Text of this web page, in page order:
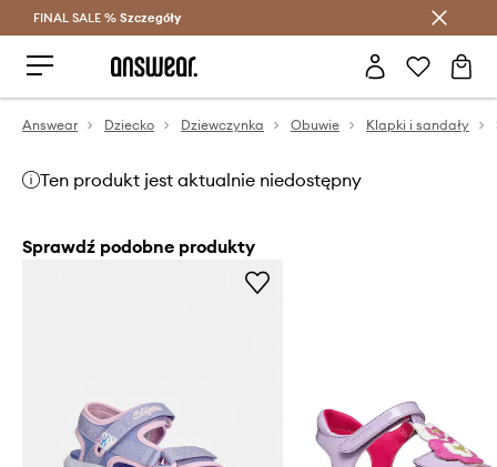
Oszczędzaj z Answear Club >
FINAL SALE % Szczegóły
Answear Dziecko Dziewczynka Obuwie Klapki i sandały
Ten produkt jest aktualnie niedostępny
Sprawdź podobne produkty